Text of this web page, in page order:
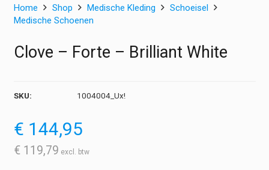
Home Shop Medische Kleding
Schoeisel
Medische Schoenen
Clove – Forte – Brilliant White
SKU: 1004004_Ux!
€ 144,95
€ 119,79